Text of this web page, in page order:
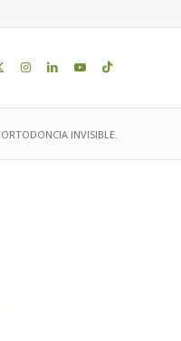
ORTODONCIA INVISIBLE.